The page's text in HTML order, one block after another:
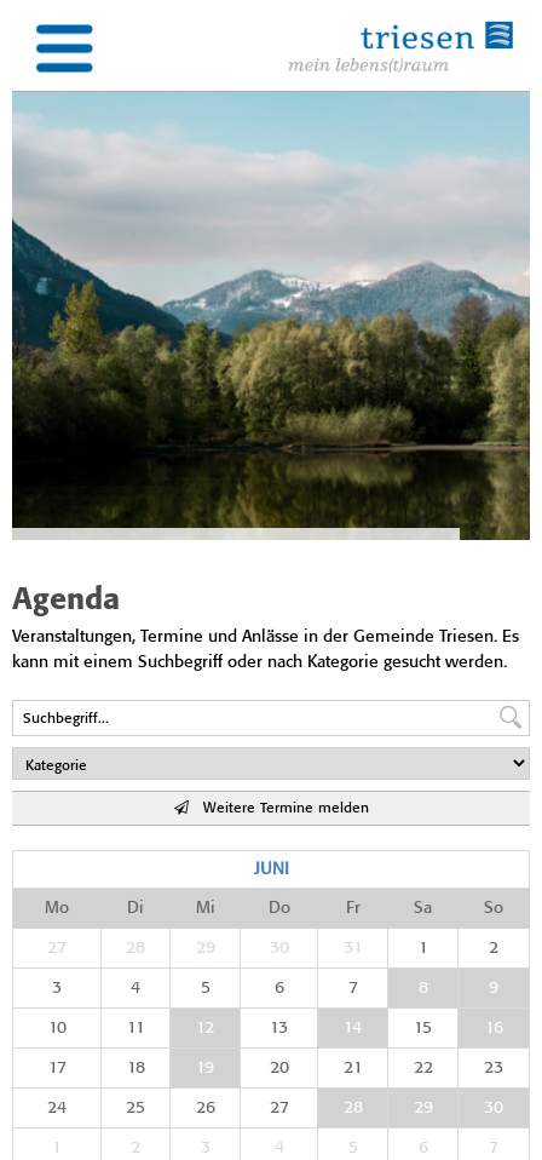
Agenda
Veranstaltungen, Termine und Anlässe in der Gemeinde Triesen. Es
kann mit einem Suchbegriff oder nach Kategorie gesucht werden.
Weitere Termine melden
JUNI
Mo Di Mi Do Fr Sa So
27 28 29 30 31 1 2
3 4 5 6 7 8 9
10 11 12 13 14 15 16
17 18 19 20 21 22 23
24 25 26 27 28 29 30
1 2 3 4 5 6 7